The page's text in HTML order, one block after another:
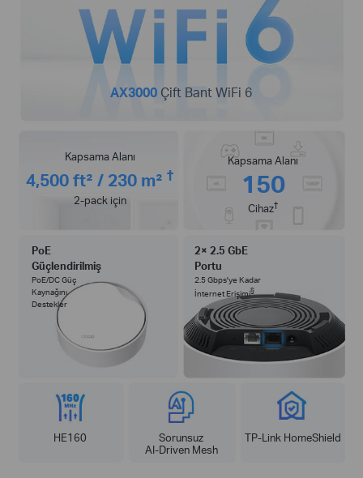
AX3000 Çift Bant WiFi 6
Kapsama Alanı
4,500 ft² / 230 m²†
2-pack için
Kapsama Alanı
150
Cihaz†
PoE
Güçlendirilmiş
PoE/DC Güç
Kaynağını
Destekler
2× 2.5 GbE
Portu
2.5 Gbps'ye Kadar
İnternet Erişimi§
HE160
Sorunsuz
AI-Driven Mesh
TP-Link HomeShield